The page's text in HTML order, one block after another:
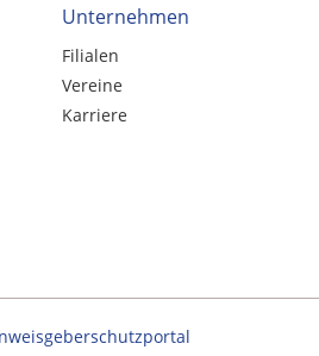
Unternehmen
Filialen
Vereine
Karriere